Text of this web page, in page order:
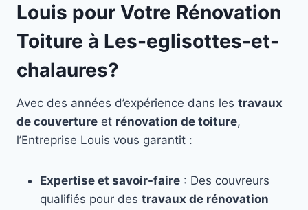
Louis pour Votre Rénovation
Toiture à Les-eglisottes-et-
chalaures?
Avec des années d’expérience dans les travaux
de couverture et rénovation de toiture,
l’Entreprise Louis vous garantit :
Expertise et savoir-faire : Des couvreurs
qualifiés pour des travaux de rénovation